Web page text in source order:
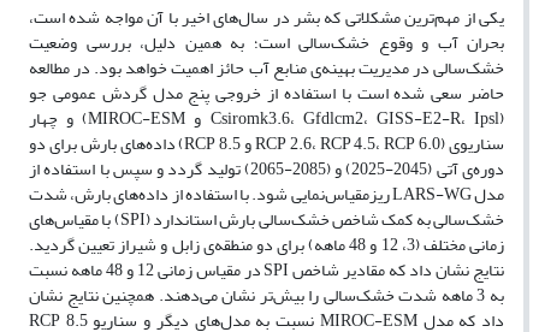
یکی از مهم‌ترین مشکلاتی که بشر در سال‌های اخیر با آن مواجه شده است،
بحران آب و وقوع خشک‌سالی است؛ به همین دلیل، بررسی وضعیت
خشک‌سالی در مدیریت بهینه‌ی منابع آب حائز اهمیت خواهد بود. در مطالعه
حاضر سعی شده است با استفاده از خروجی پنج مدل گردش عمومی جو
(Csiromk3.6، Gfdlcm2، GISS-E2-R، Ipsl و MIROC-ESM) و چهار
سناریوی (RCP 2.6، RCP 4.5، RCP 6.0 و RCP 8.5) داده‌های بارش برای دو
دوره‌ی آتی (2045-2025) و (2085-2065) تولید گردد و سپس با استفاده از
مدل LARS-WG ریزمقیاس‌نمایی شود. با استفاده از داده‌های بارش، شدت
خشک‌سالی به کمک شاخص خشک‌سالی بارش استاندارد (SPI) با مقیاس‌های
زمانی مختلف (3، 12 و 48 ماهه) برای دو منطقه‌ی زابل و شیراز تعیین گردید.
نتایج نشان داد که مقادیر شاخص SPI در مقیاس زمانی 12 و 48 ماهه نسبت
به 3 ماهه شدت خشک‌سالی را بیش‌تر نشان می‌دهند. همچنین نتایج نشان
داد که مدل MIROC-ESM نسبت به مدل‌های دیگر و سناریو RCP 8.5